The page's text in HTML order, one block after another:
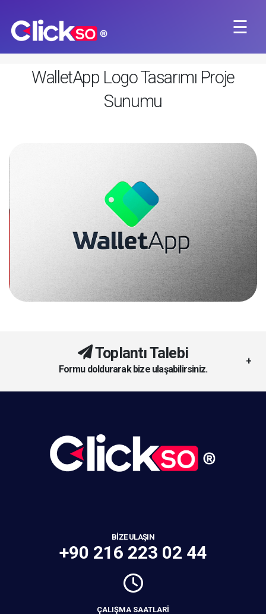
×
☰
WalletApp Logo Tasarımı Proje
Sunumu
Toplantı Talebi
Formu doldurarak bize ulaşabilirsiniz.
BIZE ULAŞIN
+90 216 223 02 44
ÇALIŞMA SAATLARI